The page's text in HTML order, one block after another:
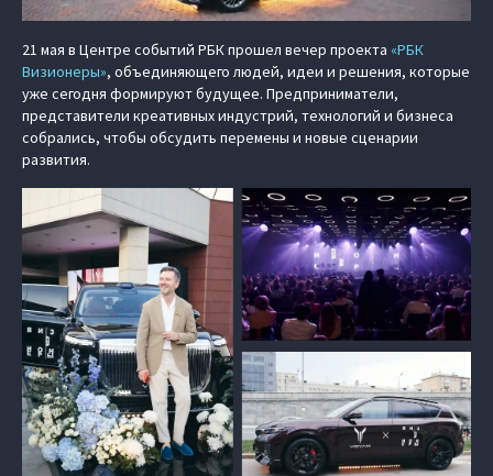
21 мая в Центре событий РБК прошел вечер проекта «РБК
Визионеры», объединяющего людей, идеи и решения, которые
уже сегодня формируют будущее. Предприниматели,
представители креативных индустрий, технологий и бизнеса
собрались, чтобы обсудить перемены и новые сценарии
развития.